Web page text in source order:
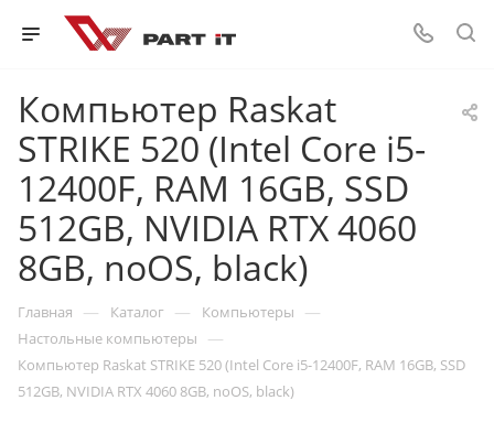
Компьютер Raskat
STRIKE 520 (Intel Core i5-
12400F, RAM 16GB, SSD
512GB, NVIDIA RTX 4060
8GB, noOS, black)
Главная — Каталог — Компьютеры —
Настольные компьютеры —
Компьютер Raskat STRIKE 520 (Intel Core i5-12400F, RAM 16GB, SSD
512GB, NVIDIA RTX 4060 8GB, noOS, black)